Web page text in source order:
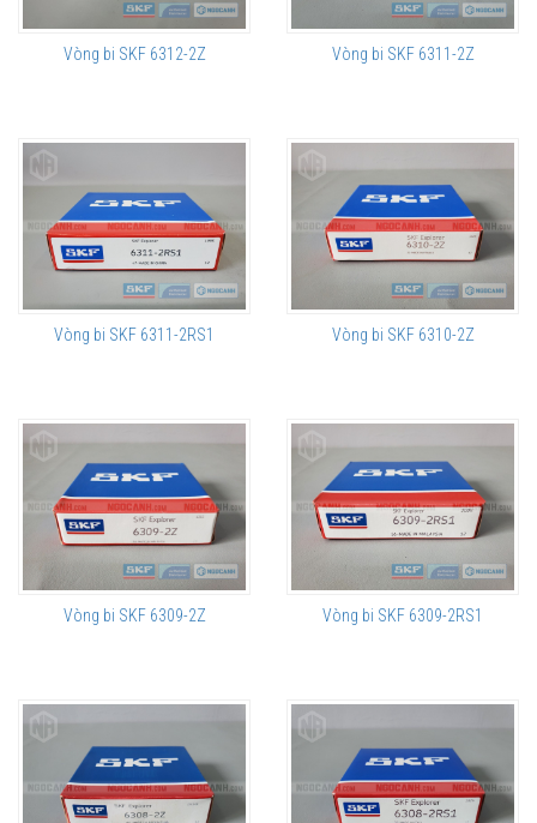
Vòng bi SKF 6312-2Z Vòng bi SKF 6311-2Z
Vòng bi SKF 6311-2RS1 Vòng bi SKF 6310-2Z
Vòng bi SKF 6309-2Z Vòng bi SKF 6309-2RS1